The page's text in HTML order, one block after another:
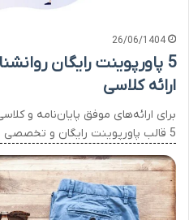
26/06/1404
5 پاورپوینت رایگان
ارائه کلاسی
برای ارائه‌های موفق پایان‌نامه و
5 قالب پاورپوینت رایگان و تخصصی می‌تواند به شما…